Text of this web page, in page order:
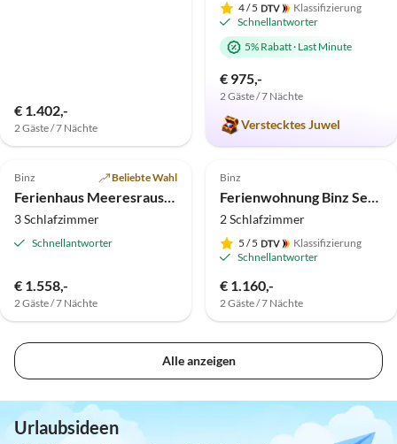
€ 1.402,-
2 Gäste / 7 Nächte
4/ 5
Klassifizierung
Schnellantworter
5% Rabatt· Last Minute
€ 975,-
2 Gäste / 7 Nächte
Verstecktes Juwel
Virtuelle
Top-Inserat
5.0 (12)
Binz Beliebte Wahl
Ferienhaus Meeresrauschen
3 Schlafzimmer
Schnellantworter
€ 1.558,-
2 Gäste / 7 Nächte
Top-Inserat
5.0 (8)
Binz
Ferienwohnung Binz Seeterrassen 7
2 Schlafzimmer
5 / 5
Klassifizierung
Schnellantworter
€ 1.160,-
2 Gäste / 7 Nächte
Alle anzeigen
Urlaubsideen